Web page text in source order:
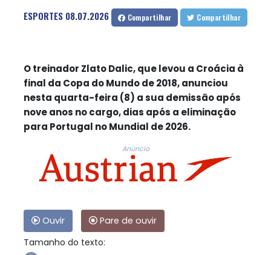
ESPORTES 08.07.2026 Compartilhar Compartilhar
O treinador Zlato Dalic, que levou a Croácia à
final da Copa do Mundo de 2018, anunciou
nesta quarta-feira (8) a sua demissão após
nove anos no cargo, dias após a eliminação
para Portugal no Mundial de 2026.
Anúncio
Ouvir
Pare de ouvir
Tamanho do texto: